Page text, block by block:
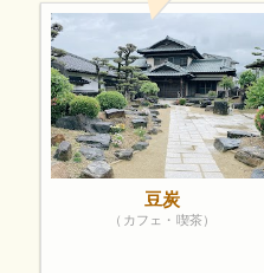
豆炭
（カフェ・喫茶）